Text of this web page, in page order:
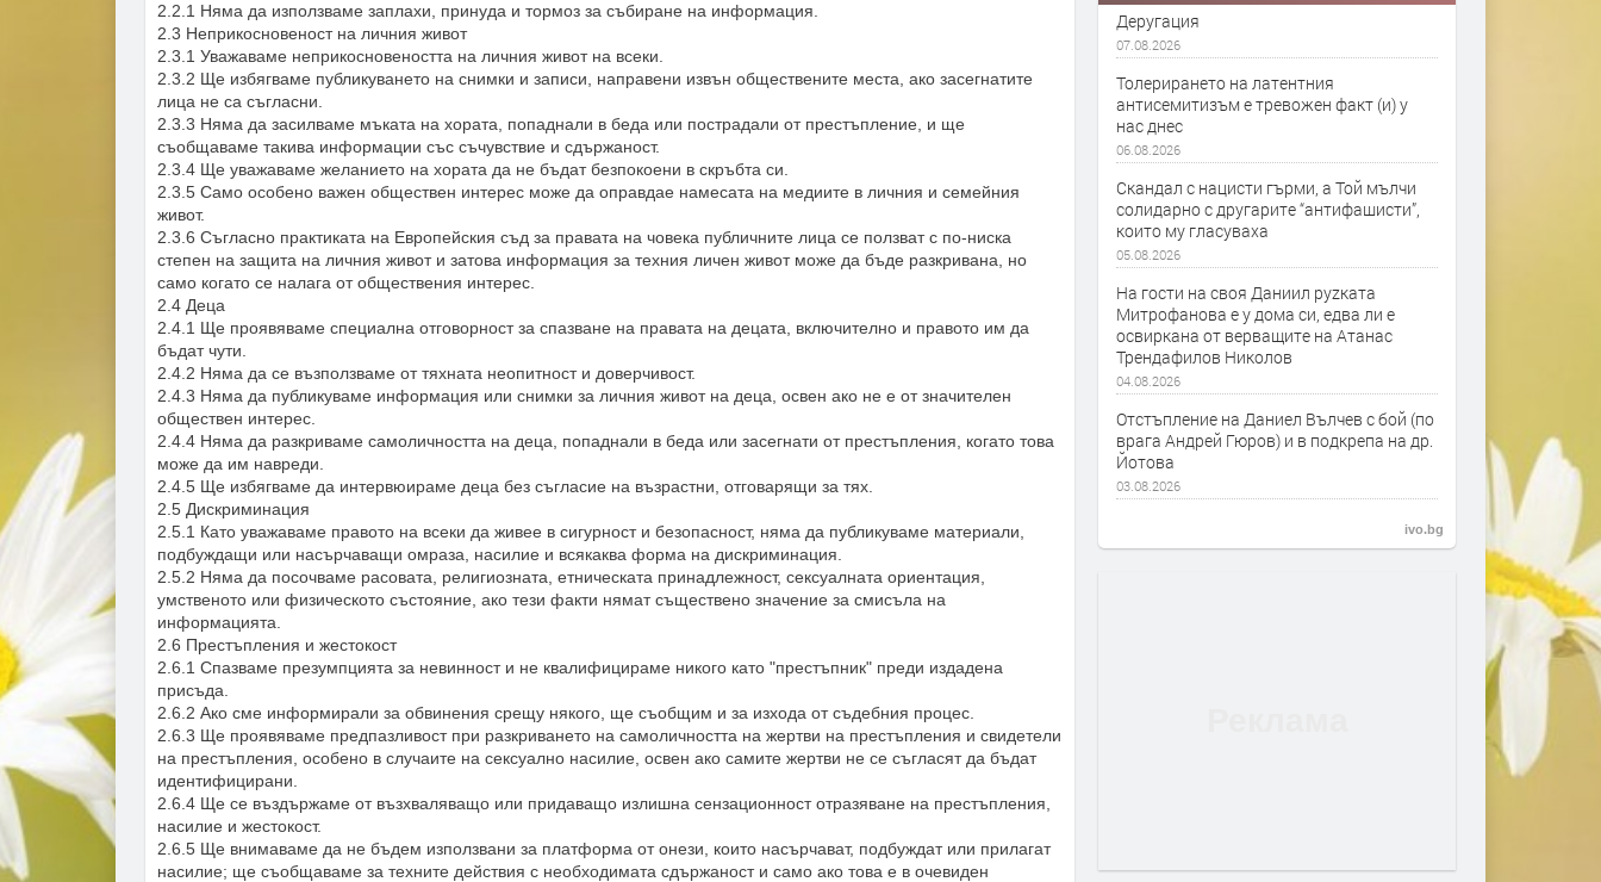
2.2.1 Няма да използваме заплахи, принуда и тормоз за събиране на информация.
2.3 Неприкосновеност на личния живот
2.3.1 Уважаваме неприкосновеността на личния живот на всеки.
2.3.2 Ще избягваме публикуването на снимки и записи, направени извън обществените места, ако засегнатите
лица не са съгласни.
2.3.3 Няма да засилваме мъката на хората, попаднали в беда или пострадали от престъпление, и ще
съобщаваме такива информации със съчувствие и сдържаност.
2.3.4 Ще уважаваме желанието на хората да не бъдат безпокоени в скръбта си.
2.3.5 Само особено важен обществен интерес може да оправдае намесата на медиите в личния и семейния
живот.
2.3.6 Съгласно практиката на Европейския съд за правата на човека публичните лица се ползват с по-ниска
степен на защита на личния живот и затова информация за техния личен живот може да бъде разкривана, но
само когато се налага от обществения интерес.
2.4 Деца
2.4.1 Ще проявяваме специална отговорност за спазване на правата на децата, включително и правото им да
бъдат чути.
2.4.2 Няма да се възползваме от тяхната неопитност и доверчивост.
2.4.3 Няма да публикуваме информация или снимки за личния живот на деца, освен ако не е от значителен
обществен интерес.
2.4.4 Няма да разкриваме самоличността на деца, попаднали в беда или засегнати от престъпления, когато това
може да им навреди.
2.4.5 Ще избягваме да интервюираме деца без съгласие на възрастни, отговарящи за тях.
2.5 Дискриминация
2.5.1 Като уважаваме правото на всеки да живее в сигурност и безопасност, няма да публикуваме материали,
подбуждащи или насърчаващи омраза, насилие и всякаква форма на дискриминация.
2.5.2 Няма да посочваме расовата, религиозната, етническата принадлежност, сексуалната ориентация,
умственото или физическото състояние, ако тези факти нямат съществено значение за смисъла на
информацията.
2.6 Престъпления и жестокост
2.6.1 Спазваме презумпцията за невинност и не квалифицираме никого като "престъпник" преди издадена
присъда.
2.6.2 Ако сме информирали за обвинения срещу някого, ще съобщим и за изхода от съдебния процес.
2.6.3 Ще проявяваме предпазливост при разкриването на самоличността на жертви на престъпления и свидетели
на престъпления, особено в случаите на сексуално насилие, освен ако самите жертви не се съгласят да бъдат
идентифицирани.
2.6.4 Ще се въздържаме от възхваляващо или придаващо излишна сензационност отразяване на престъпления,
насилие и жестокост.
2.6.5 Ще внимаваме да не бъдем използвани за платформа от онези, които насърчават, подбуждат или прилагат
насилие; ще съобщаваме за техните действия с необходимата сдържаност и само ако това е в очевиден
Деругация
07.08.2026
Толерирането на латентния
антисемитизъм е тревожен факт (и) у
нас днес
06.08.2026
Скандал с нацисти гърми, а Той мълчи
солидарно с другарите “антифашисти”,
които му гласуваха
05.08.2026
На гости на своя Даниил руzката
Митрофанова е у дома си, едва ли е
освиркана от верващите на Атанас
Трендафилов Николов
04.08.2026
Отстъпление на Даниел Вълчев с бой (по
врага Андрей Гюров) и в подкрепа на др.
Йотова
03.08.2026
ivo.bg